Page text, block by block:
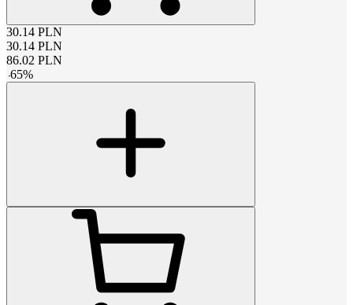
30.14 PLN
30.14 PLN
86.02 PLN
-65%